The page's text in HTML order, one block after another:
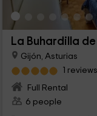
La Buhardilla
Gijón, Asturias
1 reviews
Full Rental
6 people